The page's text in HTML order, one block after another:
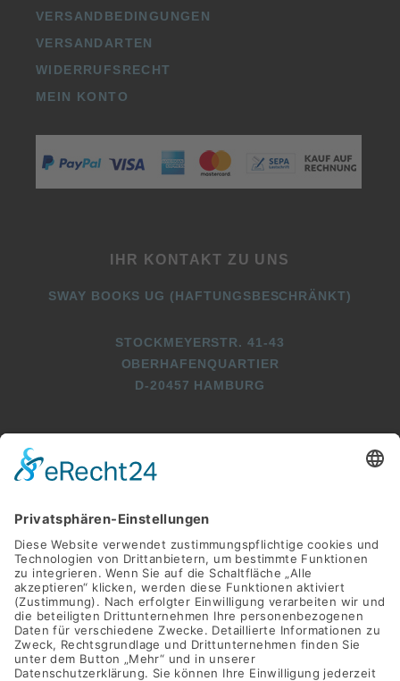
VERSANDBEDINGUNGEN
VERSANDARTEN
WIDERRUFSRECHT
MEIN KONTO
IHR KONTAKT ZU UNS
SWAY BOOKS UG (HAFTUNGSBESCHRÄNKT)
STOCKMEYERSTR. 41-43
OBERHAFENQUARTIER
D-20457 HAMBURG
+49 (0)40 2716369 9
INFO@SWAY-BOOKS.DE
      